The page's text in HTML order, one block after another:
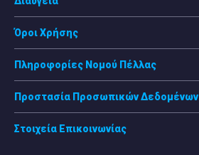
Όροι Χρήσης
Πληροφορίες Νομού Πέλλας
Προστασία Προσωπικών Δεδομένων
Στοιχεία Επικοινωνίας